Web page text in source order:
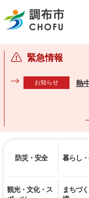
調布市
緊急情報
お知らせ 熱
防災・安全 暮らし
観光・文化・ス
まちづ